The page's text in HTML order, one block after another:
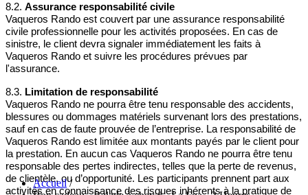
Accueil/
8.2. Assurance responsabilité civile
Vaqueros Rando est couvert par une assurance responsabilité
civile professionnelle pour les activités proposées. En cas de
sinistre, le client devra signaler immédiatement les faits à
Vaqueros Rando et suivre les procédures prévues par
l'assurance.
8.3. Limitation de responsabilité
Vaqueros Rando ne pourra être tenu responsable des accidents,
blessures ou dommages matériels survenant lors des prestations,
sauf en cas de faute prouvée de l’entreprise. La responsabilité de
Vaqueros Rando est limitée aux montants payés par le client pour
la prestation. En aucun cas Vaqueros Rando ne pourra être tenu
responsable des pertes indirectes, telles que la perte de revenus,
de clientèle, ou d’opportunité. Les participants prennent part aux
activités en connaissance des risques inhérents à la pratique de